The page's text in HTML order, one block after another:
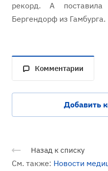
рекорд. А
Бергендорф из Гамбурга.
Комментарии
Добавить
Назад к списку
См. также: Новости